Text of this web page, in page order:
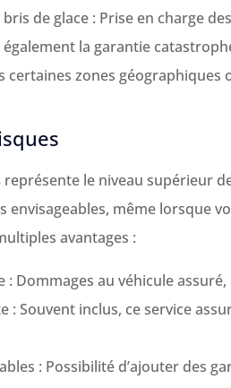
de glace : Prise en charge
la garantie
certaines zones
représente le niveau supérieur
envisageables, même lorsque
avantages :
: Dommages au véhicule
: Souvent inclus, ce service
: Possibilité d’ajouter des